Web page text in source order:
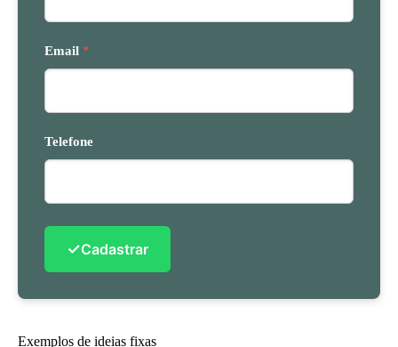
Email *
Telefone
✓Cadastrar
Exemplos de ideias fixas